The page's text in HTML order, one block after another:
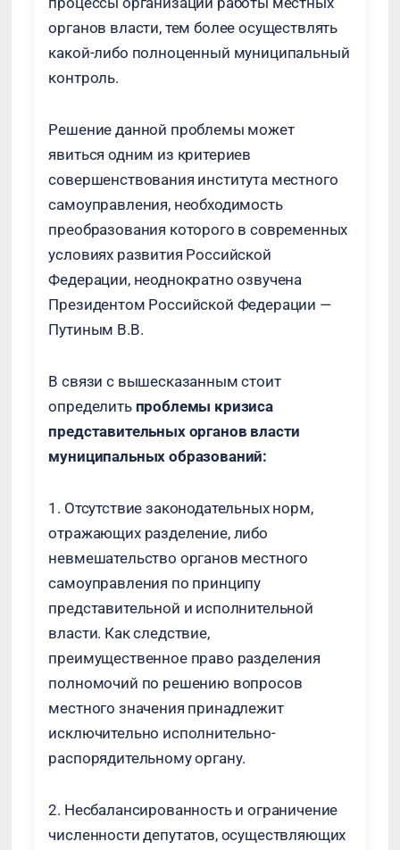
органов власти, тем более осуществлять
какой-либо полноценный муниципальный
контроль.
Решение данной проблемы может
явиться одним из критериев
совершенствования института местного
самоуправления, необходимость
преобразования которого в современных
условиях развития Российской
Федерации, неоднократно озвучена
Президентом Российской Федерации —
Путиным В.В.
В связи с вышесказанным стоит
определить проблемы кризиса
представительных органов власти
муниципальных образований:
1. Отсутствие законодательных норм,
отражающих разделение, либо
невмешательство органов местного
самоуправления по принципу
представительной и исполнительной
власти. Как следствие,
преимущественное право разделения
полномочий по решению вопросов
местного значения принадлежит
исключительно исполнительно-
распорядительному органу.
2. Несбалансированность и ограничение
численности депутатов, осуществляющих